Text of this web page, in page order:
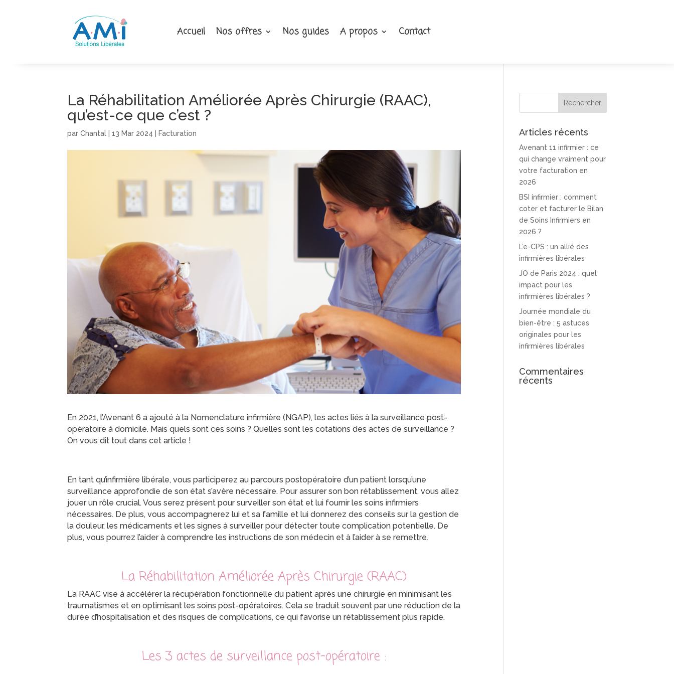
Accueil Nos offres Nos guides A propos Contact
La Réhabilitation Améliorée Après Chirurgie (RAAC),
qu’est-ce que c’est ?
parChantal |13 Mar 2024 Facturation
En 2021, l’Avenant 6 a ajouté à la Nomenclature infirmière (NGAP), les actes liés à la surveillance post-
opératoire à domicile. Mais quels sont ces soins ? Quelles sont les cotations des actes de surveillance ?
On vous dit tout dans cet article !
En tant qu’infirmière libérale, vous participerez au parcours postopératoire d’un patient lorsqu’une
surveillance approfondie de son état s’avère nécessaire. Pour assurer son bon rétablissement, vous allez
jouer un rôle crucial. Vous serez présent pour surveiller son état et lui fournir les soins infirmiers
nécessaires. De plus, vous accompagnerez lui et sa famille et lui donnerez des conseils sur la gestion de
la douleur, les médicaments et les signes à surveiller pour détecter toute complication potentielle. De
plus, vous pourrez l’aider à comprendre les instructions de son médecin et à l’aider à se remettre.
La Réhabilitation Améliorée Après Chirurgie (RAAC)
La RAAC vise à accélérer la récupération fonctionnelle du patient après une chirurgie en minimisant les
traumatismes et en optimisant les soins post-opératoires. Cela se traduit souvent par une réduction de la
durée d’hospitalisation et des risques de complications, ce qui favorise un rétablissement plus rapide.
Les 3 actes de surveillance post-opératoire :
Articles récents
Avenant 11 infirmier : ce
qui change vraiment pour
votre facturation en
2026
BSI infirmier : comment
coter et facturer le Bilan
de Soins Infirmiers en
2026 ?
L’e-CPS : un allié des
infirmières libérales
JO de Paris 2024 : quel
impact pour les
infirmières libérales ?
Journée mondiale du
bien-être : 5 astuces
originales pour les
infirmières libérales
Commentaires
récents